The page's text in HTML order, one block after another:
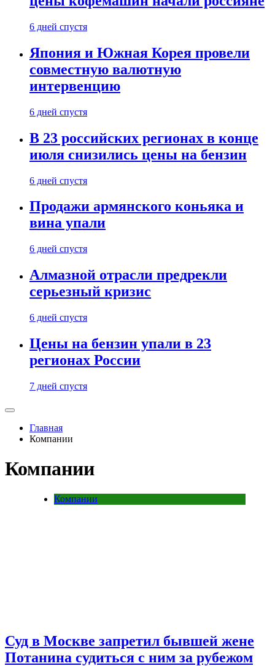
6 дней спустя
Япония и Южная Корея провели
совместную валютную
интервенцию
6 дней спустя
В 23 российских регионах в конце
июля снизились цены на бензин
6 дней спустя
Продажи армянского коньяка и
вина упали
6 дней спустя
Алмазной отрасли предрекли
серьезный кризис
6 дней спустя
Цены на бензин упали в 23
регионах России
7 дней спустя
Главная
Компании
Компании
Компании
Суд в Москве запретил бывшей жене
Потанина судиться с ним за рубежом